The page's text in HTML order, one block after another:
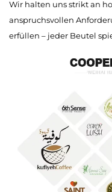
Wir halten uns strikt an
anspruchsvollen
erfüllen – jeder Beutel